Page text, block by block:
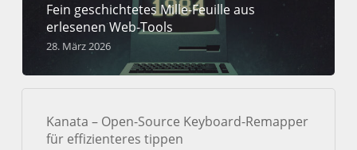
Fein geschichtetes Mille-Feuille aus
erlesenen Web-Tools
28. März 2026
Kanata – Open-Source Keyboard-Remapper
für effizienteres tippen